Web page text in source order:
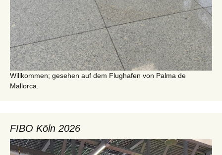
Willkommen; gesehen auf dem Flughafen von Palma de
Mallorca.
FIBO Köln 2026
Video-